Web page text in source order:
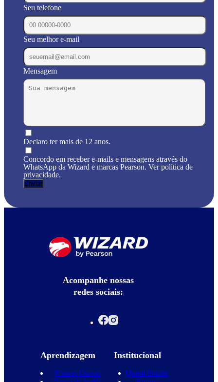
Seu telefone
Seu melhor e-mail
Mensagem
Declaro ter mais de 12 anos.
Concordo em receber e-mails e mensagens através do
WhatsApp da Wizard e marcas Pearson. Ver política de
privacidade.
Acompanhe nossas
redes sociais:
Aprendizagem
Nossos Cursos
Institucional
Quem Somos